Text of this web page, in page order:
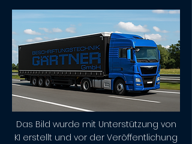
Das Bild wurde mit Unterstützung von
KI erstellt und vor der Veröffentlichung